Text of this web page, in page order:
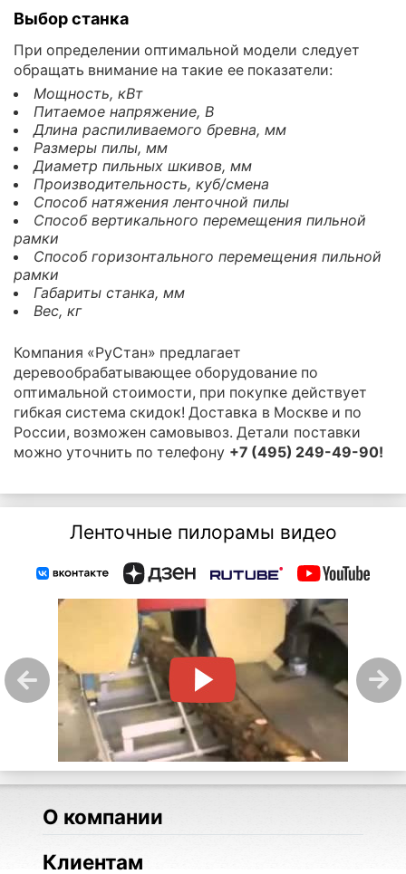
Выбор станка
При определении оптимальной модели следует
обращать внимание на такие ее показатели:
Мощность, кВт
Питаемое напряжение, В
Длина распиливаемого бревна, мм
Размеры пилы, мм
Диаметр пильных шкивов, мм
Производительность, куб/смена
Способ натяжения ленточной пилы
Способ вертикального перемещения пильной
рамки
Способ горизонтального перемещения пильной
рамки
Габариты станка, мм
Вес, кг
Компания «РуСтан» предлагает
деревообрабатывающее оборудование по
оптимальной стоимости, при покупке действует
гибкая система скидок! Доставка в Москве и по
России, возможен самовывоз. Детали поставки
можно уточнить по телефону +7 (495) 249-49-90!
Ленточные пилорамы видео
О компании
Клиентам